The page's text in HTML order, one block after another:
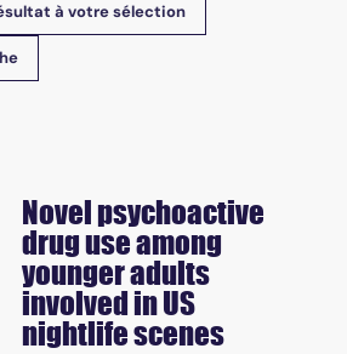
à votre sélection
Novel psychoactive
drug use among
younger adults
involved in US
nightlife scenes